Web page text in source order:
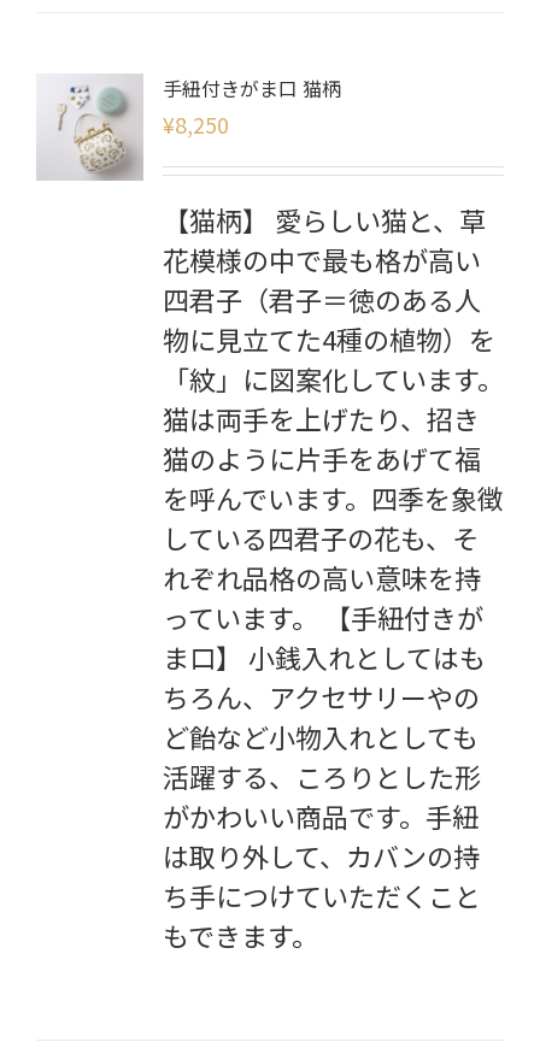
手紐付きがま口 猫柄
¥8,250
【猫柄】 愛らしい猫と、草
花模様の中で最も格が高い
四君子（君子＝徳のある人
物に見立てた4種の植物）を
「紋」に図案化しています。
猫は両手を上げたり、招き
猫のように片手をあげて福
を呼んでいます。四季を象徴
している四君子の花も、そ
れぞれ品格の高い意味を持
っています。 【手紐付きが
ま口】 小銭入れとしてはも
ちろん、アクセサリーやの
ど飴など小物入れとしても
活躍する、ころりとした形
がかわいい商品です。手紐
は取り外して、カバンの持
ち手につけていただくこと
もできます。